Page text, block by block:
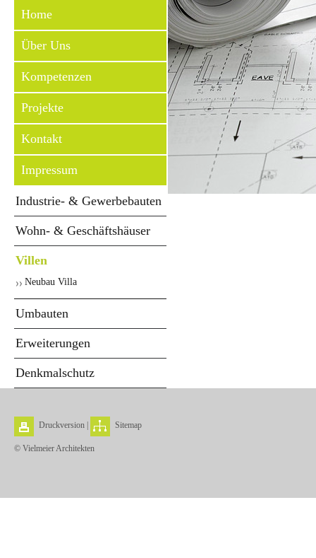
Home
Über Uns
Kompetenzen
Projekte
Kontakt
Impressum
Industrie- & Gewerbebauten
Wohn- & Geschäftshäuser
Villen
Neubau Villa
Umbauten
Erweiterungen
Denkmalschutz
Druckversion Sitemap
© Vielmeier Architekten